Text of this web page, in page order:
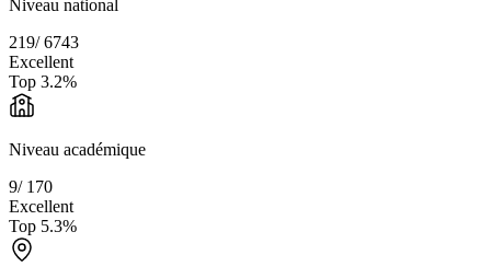
Niveau national
219/6743
Excellent
Top 3.2%
Niveau académique
9/ 170
Excellent
Top 5.3%